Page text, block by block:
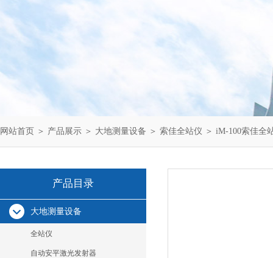
网站首页 ＞ 产品展示 ＞ 大地测量设备 ＞ 索佳全站仪 ＞ iM-100索佳全
产品目录
大地测量设备
全站仪
自动安平激光发射器